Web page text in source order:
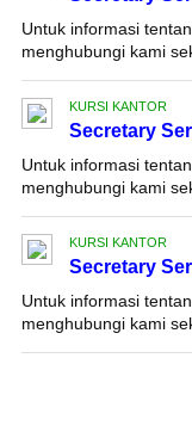
Untuk informasi
menghubungi kami
KURSI KANTOR
Secretary
Untuk informasi
menghubungi kami
KURSI KANTOR
Secretary
Untuk informasi
menghubungi kami